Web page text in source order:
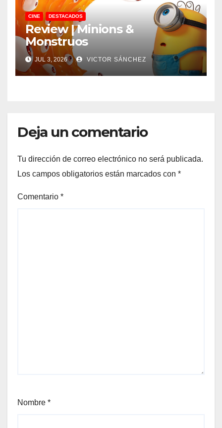
CINE DESTACADOS
Review | Minions &
Monstruos
JUL 3, 2026 VICTOR SÁNCHEZ
Deja un comentario
Tu dirección de correo electrónico no será publicada.
Los campos obligatorios están marcados con *
Comentario *
Nombre *